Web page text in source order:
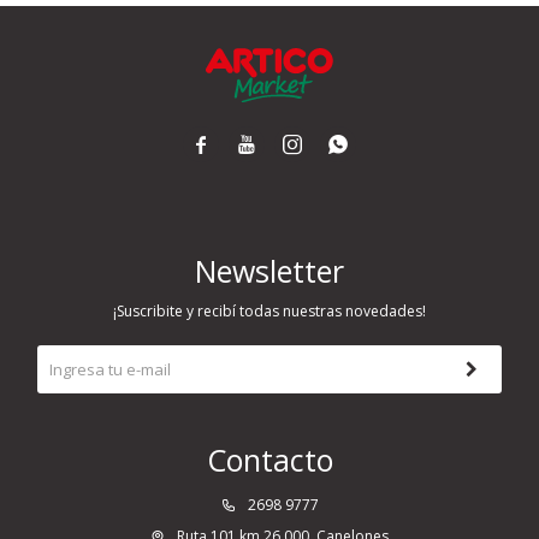
   
Contacto
2698 9777
Newsletter
¡Suscribite y recibí todas nuestras novedades!